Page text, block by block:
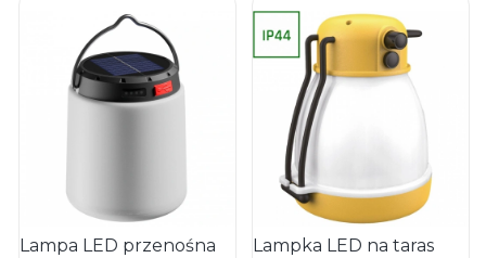
Lampa LED przenośna
Lampka LED na taras